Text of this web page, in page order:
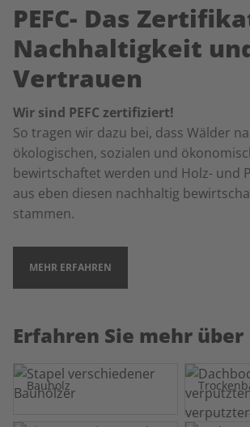
PEFC- Das
Nachhaltigkeit
Vertrauen
Wir sind PEFC zertifiziert!
So tragen wir dazu bei, dass Wälder
ökologischen, sozialen und
bewirtschaftet werden und Holz- und
aus eben diesen nachhaltig
stammen.
MEHR ERFAHREN
Erfahren Sie mehr über
Bauholz